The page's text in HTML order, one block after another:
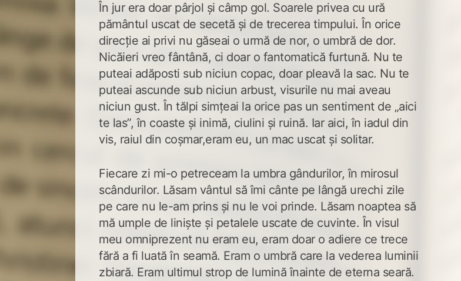
În jur era doar pârjol și câmp gol. Soarele privea cu ură
pământul uscat de secetă și de trecerea timpului. În orice
direcție ai privi nu găseai o urmă de nor, o umbră de dor.
Nicăieri vreo fântână, ci doar o fantomatică furtună. Nu te
puteai adăposti sub niciun copac, doar pleavă la sac. Nu te
puteai ascunde sub niciun arbust, visurile nu mai aveau
niciun gust. În tălpi simțeai la orice pas un sentiment de „aici
te las”, în coaste și inimă, ciulini și ruină. Iar aici, în iadul din
vis, raiul din coșmar,eram eu, un mac uscat și solitar.
Fiecare zi mi-o petreceam la umbra gândurilor, în mirosul
scândurilor. Lăsam vântul să îmi cânte pe lângă urechi zile
pe care nu le-am prins și nu le voi prinde. Lăsam noaptea să
mă umple de liniște și petalele uscate de cuvinte. În visul
meu omniprezent nu eram eu, eram doar o adiere ce trece
fără a fi luată în seamă. Eram o umbră care la vederea luminii
zbiară. Eram ultimul strop de lumină înainte de eterna seară.